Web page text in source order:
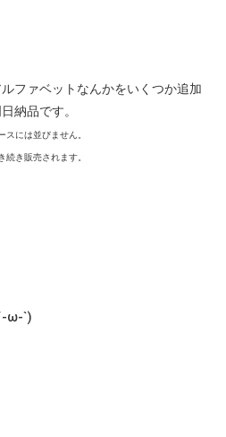
ファベットなんかをいくつか追加
納品です。
には並びません。
き販売されます。
ω-`)